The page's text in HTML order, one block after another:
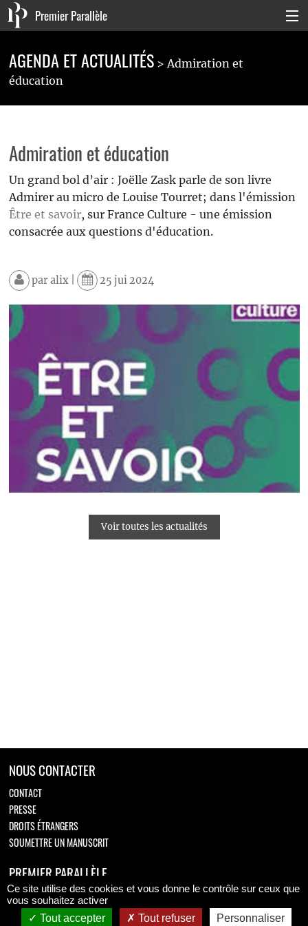
Premier Parallèle
Collection Carnets
Collection Poche
Connexion
AGENDA ET ACTUALITÉS
Admiration et
éducation
Admiration et éducation
Un grand bol d’air : Joëlle Zask parle de son livre
Admirer au micro de Louise Tourret; dans l'émission
Être et savoir, sur France Culture - une émission
consacrée aux questions d'éducation.
paralix| 25 jui 2024
Voir toutes les actualités
NOUS CONTACTER
CONTACT
PRESSE
DROITS ÉTRANGERS
SOUMETTRE UN MANUSCRIT
PREMIER PARALLÈLE
Retrouvez-nous sur
Ce site utilise des cookies et vous donne le contrôle sur ceux que
vous souhaitez activer
Tout accepter
Tout refuser Personnaliser